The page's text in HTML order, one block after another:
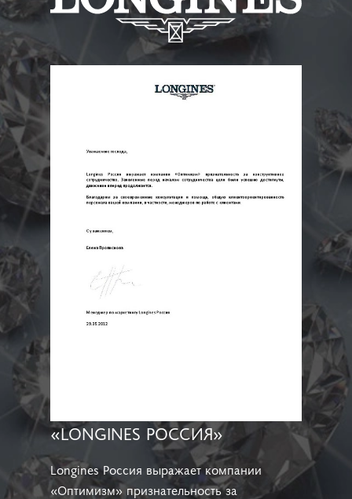
«LONGINES РОССИЯ»
Longines Россия выражает компании
«Оптимизм» признательность за